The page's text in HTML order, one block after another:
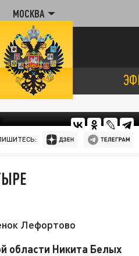
МОСКВА
Лефортово
области Никита Белых